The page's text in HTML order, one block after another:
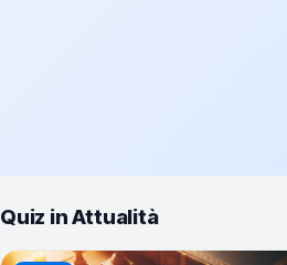
Quiz in Attualità